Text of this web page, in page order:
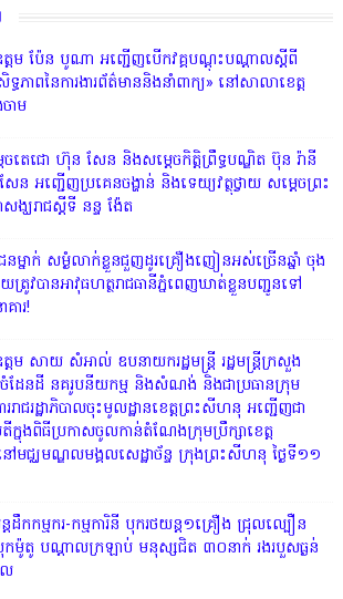
តម ប៉ែន បូណា អញ្ជើញបើកវគ្គបណ្តុះបណ្តាលស្តីពី
ទ្ធភាពនៃការងារព័ត៌មាននិងនាំពាក្យ» នៅសាលាខេត្ត
ាម
ចតេជោ ហ៊ុន សែន និងសម្ដេចកិត្តិព្រឹទ្ធបណ្ឌិត ប៊ុន រ៉ានី
ន អញ្ជើញប្រគេនចង្ហាន់ និងទេយ្យវត្ថុថ្វាយ សម្តេចព្រះ
ង្ឃរាជស្តីទី នន្ទ ង៉ែត
ជនម្នាក់ សម្ងំលាក់ខ្លួនជួញដូរគ្រឿងញៀនអស់ច្រើនឆ្នាំ ចុង
ត្រូវបានអាវុធហត្ថរាជធានីភ្នំពេញឃាត់ខ្លួនបញ្ជូនទៅ
គារ!
តម សាយ សំអាល់ ឧបនាយករដ្ឋមន្ត្រី រដ្ឋមន្ត្រីក្រសួង
ដែនដី នគរូបនីយកម្ម និងសំណង់ និងជាប្រធានក្រុម
ាររាជរដ្ឋាភិបាលចុះមូលដ្ឋានខេត្តព្រះសីហនុ អញ្ជើញជា
ក្នុងពិធីប្រកាសចូលកាន់តំណែងក្រុមប្រឹក្សាខេត្ត
ជ្ឈមណ្ឌលមង្គលសេដ្ឋាច័ន្ទ ក្រុងព្រះសីហនុ ថ្ងៃទី១១
តដឹកកម្មករ-កម្មការិនី បុករថយន្ត១គ្រឿង ជ្រុលល្បឿន
ម៉ូតូ បណ្តាលក្រឡាប់ មនុស្សជិត ៣០នាក់ រងរបួសធ្ងន់